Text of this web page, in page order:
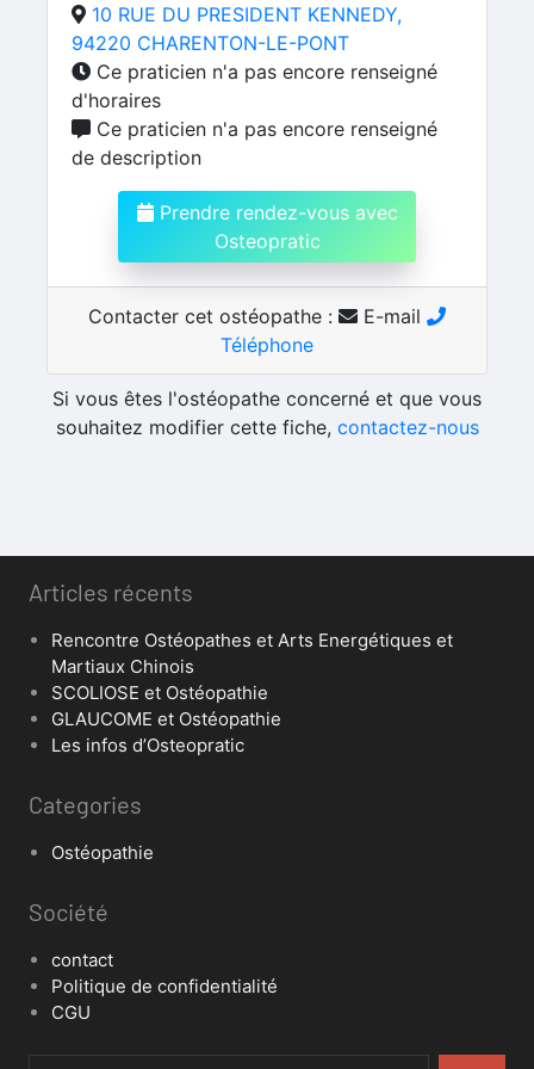
10 RUE DU PRESIDENT KENNEDY,
94220 CHARENTON-LE-PONT
Ce praticien n'a pas encore renseigné
d'horaires
Ce praticien n'a pas encore renseigné
de description
Prendre rendez-vous avec
Osteopratic
Contacter cet ostéopathe :
E-mail
Téléphone
Si vous êtes l'ostéopathe concerné et que vous
souhaitez modifier cette fiche, contactez-nous
Articles récents
Rencontre Ostéopathes et Arts Energétiques et
Martiaux Chinois
SCOLIOSE et Ostéopathie
GLAUCOME et Ostéopathie
Les infos d’Osteopratic
Categories
Ostéopathie
Société
contact
Politique de confidentialité
CGU